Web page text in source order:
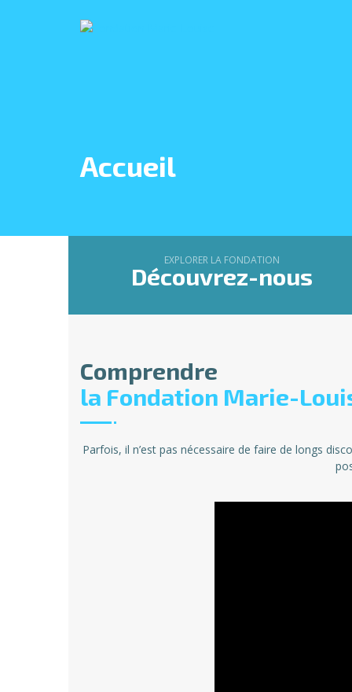
Accueil
EXPLORER LA FONDATION
Découvrez-nous
Comprendre
la Fondation Marie-
Parfois, il n’est pas nécessaire de faire de longs